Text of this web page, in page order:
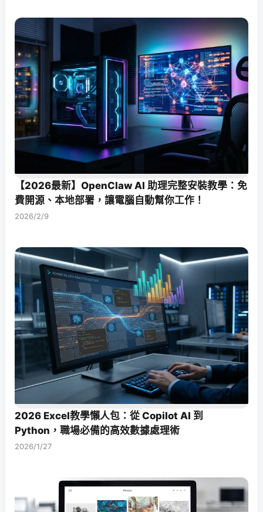
【2026最新】OpenClaw AI 助理完整安裝教學：免
費開源、本地部署，讓電腦自動幫你工作！
2026/2/9
2026 Excel教學懶人包：從 Copilot AI 到
Python，職場必備的高效數據處理術
2026/1/27